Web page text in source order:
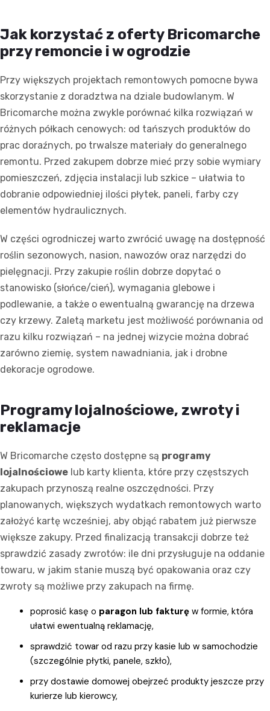
Jak korzystać z oferty Bricomarche
przy remoncie i w ogrodzie
Przy większych projektach remontowych pomocne bywa
skorzystanie z doradztwa na dziale budowlanym. W
Bricomarche można zwykle porównać kilka rozwiązań w
różnych półkach cenowych: od tańszych produktów do
prac doraźnych, po trwalsze materiały do generalnego
remontu. Przed zakupem dobrze mieć przy sobie wymiary
pomieszczeń, zdjęcia instalacji lub szkice – ułatwia to
dobranie odpowiedniej ilości płytek, paneli, farby czy
elementów hydraulicznych.
W części ogrodniczej warto zwrócić uwagę na dostępność
roślin sezonowych, nasion, nawozów oraz narzędzi do
pielęgnacji. Przy zakupie roślin dobrze dopytać o
stanowisko (słońce/cień), wymagania glebowe i
podlewanie, a także o ewentualną gwarancję na drzewa
czy krzewy. Zaletą marketu jest możliwość porównania od
razu kilku rozwiązań – na jednej wizycie można dobrać
zarówno ziemię, system nawadniania, jak i drobne
dekoracje ogrodowe.
Programy lojalnościowe, zwroty i
reklamacje
W Bricomarche często dostępne są programy
lojalnościowe lub karty klienta, które przy częstszych
zakupach przynoszą realne oszczędności. Przy
planowanych, większych wydatkach remontowych warto
założyć kartę wcześniej, aby objąć rabatem już pierwsze
większe zakupy. Przed finalizacją transakcji dobrze też
sprawdzić zasady zwrotów: ile dni przysługuje na oddanie
towaru, w jakim stanie muszą być opakowania oraz czy
zwroty są możliwe przy zakupach na firmę.
poprosić kasę o paragon lub fakturę w formie, która
ułatwi ewentualną reklamację,
sprawdzić towar od razu przy kasie lub w samochodzie
(szczególnie płytki, panele, szkło),
przy dostawie domowej obejrzeć produkty jeszcze przy
kurierze lub kierowcy,